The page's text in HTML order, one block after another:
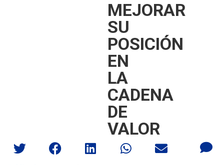
MEJORAR
SU
POSICIÓN
EN
LA
CADENA
DE
VALOR